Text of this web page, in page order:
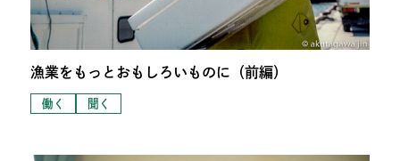
漁業をもっとおもしろいものに（前編）
働く 聞く